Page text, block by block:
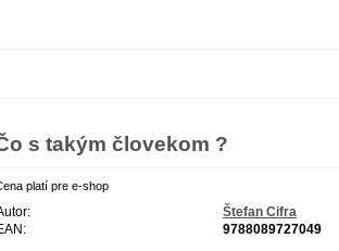
s takým človekom ?
platí pre e-shop
Štefan Cifra
9788089727049